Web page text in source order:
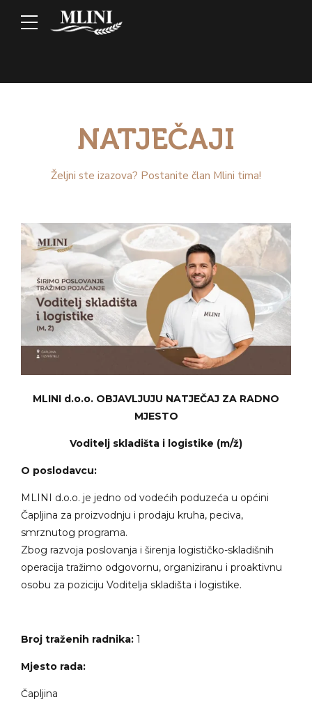
NATJEČAJI
Željni ste izazova? Postanite član Mlini tima!
MLINI d.o.o. OBJAVLJUJU NATJEČAJ ZA RADNO
MJESTO
Voditelj skladišta i logistike (m/ž)
O poslodavcu:
MLINI d.o.o. je jedno od vodećih poduzeća u općini
Čapljina za proizvodnju i prodaju kruha, peciva,
smrznutog programa.
Zbog razvoja poslovanja i širenja logističko-skladišnih
operacija tražimo odgovornu, organiziranu i proaktivnu
osobu za poziciju Voditelja skladišta i logistike.
Broj traženih radnika: 1
Mjesto rada:
Čapljina